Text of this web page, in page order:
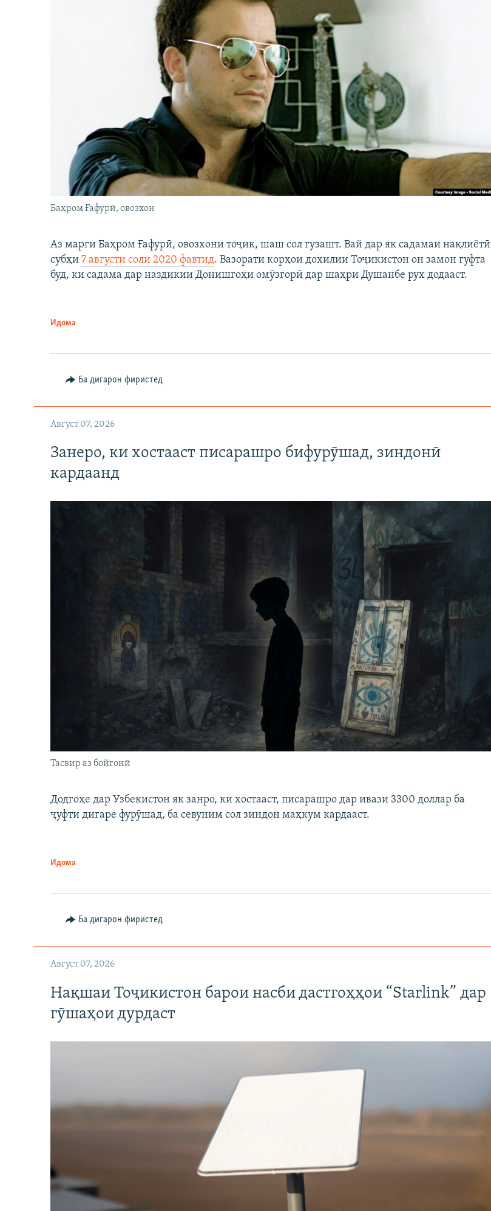
Баҳром Ғафурӣ, овозхон
Аз марги Баҳром Ғафурӣ, овозхони тоҷик, шаш сол гузашт. Вай дар як садамаи нақлиётӣ
субҳи 7 августи соли 2020 фавтид. Вазорати корҳои дохилии Тоҷикистон он замон гуфта
буд, ки садама дар наздикии Донишгоҳи омӯзгорӣ дар шаҳри Душанбе рух додааст.
Идома
Ба дигарон фиристед
Август 07, 2026
Занеро, ки хостааст писарашро бифурӯшад, зиндонӣ
кардаанд
Тасвир аз бойгонӣ
Додгоҳе дар Узбекистон як занро, ки хостааст, писарашро дар ивази 3300 доллар ба
ҷуфти дигаре фурӯшад, ба севуним сол зиндон маҳкум кардааст.
Идома
Ба дигарон фиристед
Август 07, 2026
Нақшаи Тоҷикистон барои насби дастгоҳҳои “Starlink” дар
гӯшаҳои дурдаст